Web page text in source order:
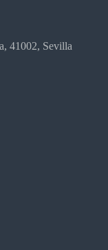
41002, Sevilla